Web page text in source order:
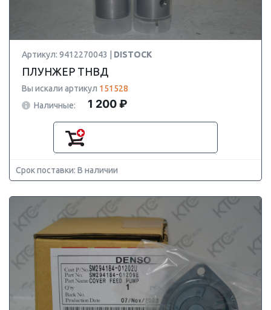
Артикул: 9412270043 | DISTOCK
ПЛУНЖЕР ТНВД
Вы искали артикул 151528
Наличные:
1 200 ₽
Срок поставки: В наличии